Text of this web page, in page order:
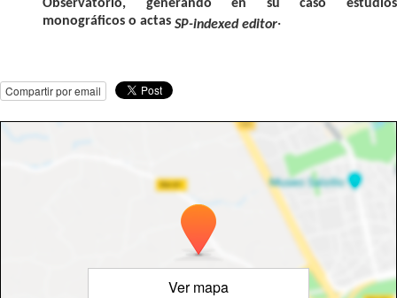
Observatorio, generando en su caso estudios
monográficos o actas SP-indexed editor.
Compartir por email
Ver mapa